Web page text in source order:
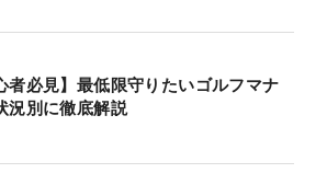
者必見】最低限守りたいゴルフマナ
況別に徹底解説